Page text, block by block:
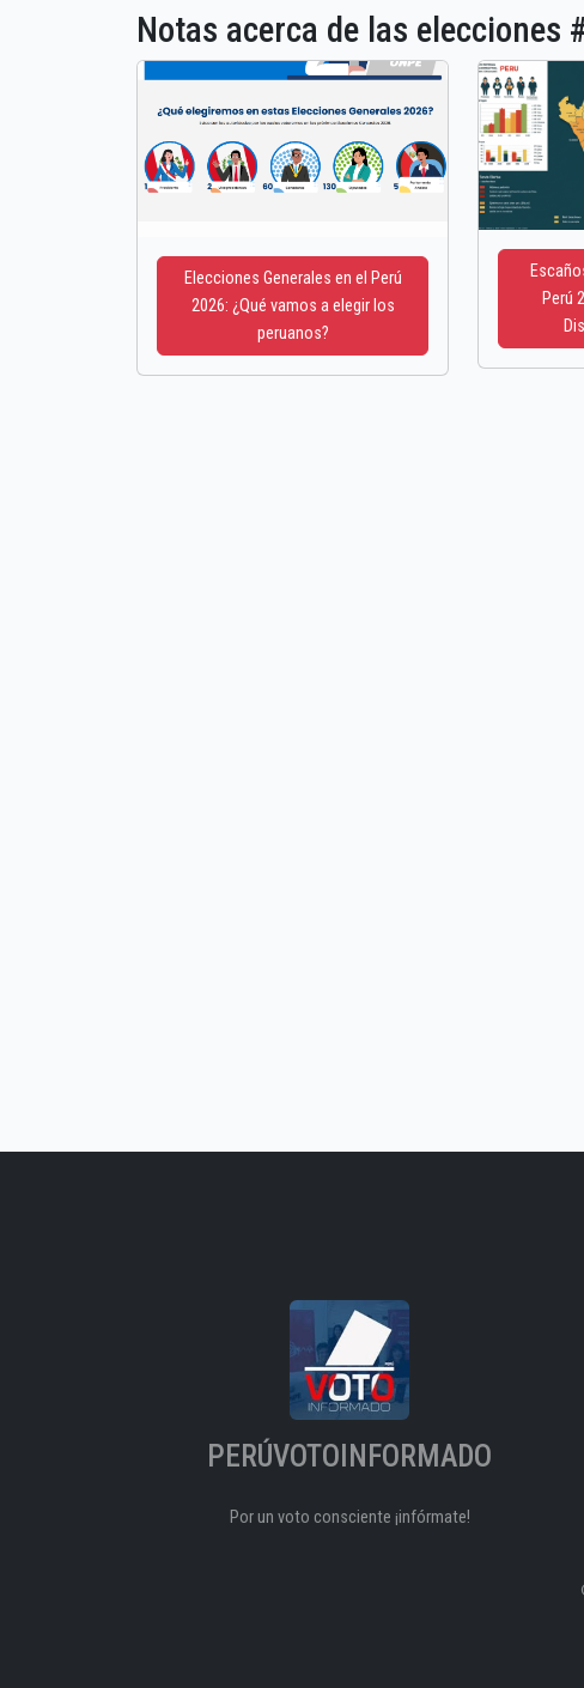
Notas acerca de las elecciones
Elecciones Generales en el Perú
2026: ¿Qué vamos a elegir los
peruanos?
Perú
PERÚVOTOINFORMADO
Por un voto consciente ¡infórmate!